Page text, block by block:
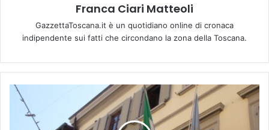
Franca Ciari Matteoli
GazzettaToscana.it è un quotidiano online di cronaca
indipendente sui fatti che circondano la zona della Toscana.